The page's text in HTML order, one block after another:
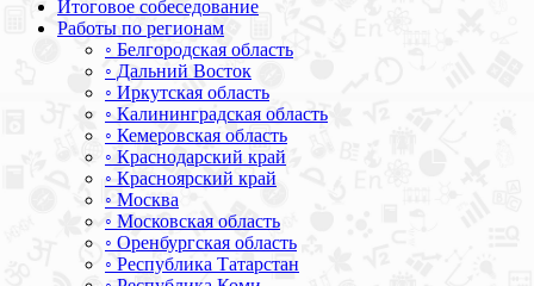
Итоговое собеседование
Работы по регионам
◦ Белгородская область
◦ Дальний Восток
◦ Иркутская область
◦ Калининградская область
◦ Кемеровская область
◦ Краснодарский край
◦ Красноярский край
◦ Москва
◦ Московская область
◦ Оренбургская область
◦ Республика Татарстан